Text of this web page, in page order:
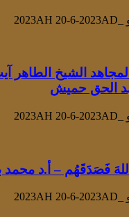
المجاهد الشيخ
الحق حميش
فَصَدَقَهُم – أ.د محمد